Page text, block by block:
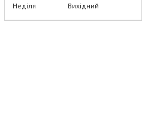
Неділя
Вихідний